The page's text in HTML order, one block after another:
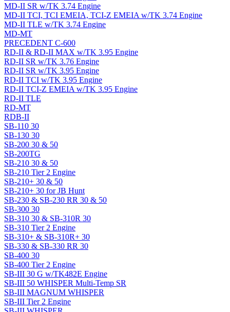
MD-II SR w/TK 3.74 Engine
MD-II TCI, TCI EMEIA, TCI-Z EMEIA w/TK 3.74 Engine
MD-II TLE w/TK 3.74 Engine
MD-MT
PRECEDENT C-600
RD-II & RD-II MAX w/TK 3.95 Engine
RD-II SR w/TK 3.76 Engine
RD-II SR w/TK 3.95 Engine
RD-II TCI w/TK 3.95 Engine
RD-II TCI-Z EMEIA w/TK 3.95 Engine
RD-II TLE
RD-MT
RDB-II
SB-110 30
SB-130 30
SB-200 30 & 50
SB-200TG
SB-210 30 & 50
SB-210 Tier 2 Engine
SB-210+ 30 & 50
SB-210+ 30 for JB Hunt
SB-230 & SB-230 RR 30 & 50
SB-300 30
SB-310 30 & SB-310R 30
SB-310 Tier 2 Engine
SB-310+ & SB-310R+ 30
SB-330 & SB-330 RR 30
SB-400 30
SB-400 Tier 2 Engine
SB-III 30 G w/TK482E Engine
SB-III 50 WHISPER Multi-Temp SR
SB-III MAGNUM WHISPER
SB-III Tier 2 Engine